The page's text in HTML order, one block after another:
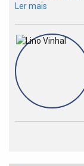
Ler mais